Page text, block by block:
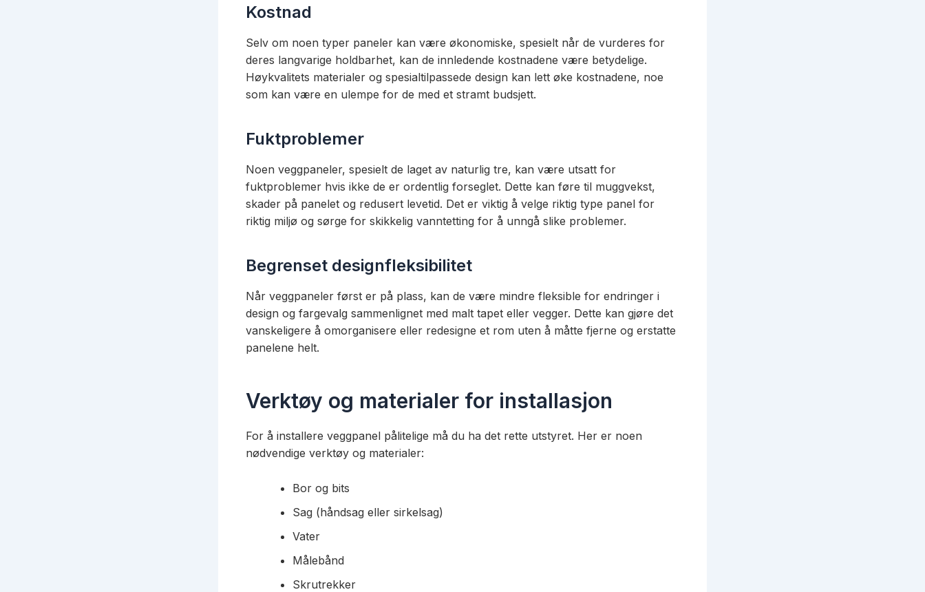
Kostnad
Selv om noen typer paneler kan være økonomiske, spesielt når de vurderes for
deres langvarige holdbarhet, kan de innledende kostnadene være betydelige.
Høykvalitets materialer og spesialtilpassede design kan lett øke kostnadene, noe
som kan være en ulempe for de med et stramt budsjett.
Fuktproblemer
Noen veggpaneler, spesielt de laget av naturlig tre, kan være utsatt for
fuktproblemer hvis ikke de er ordentlig forseglet. Dette kan føre til muggvekst,
skader på panelet og redusert levetid. Det er viktig å velge riktig type panel for
riktig miljø og sørge for skikkelig vanntetting for å unngå slike problemer.
Begrenset designfleksibilitet
Når veggpaneler først er på plass, kan de være mindre fleksible for endringer i
design og fargevalg sammenlignet med malt tapet eller vegger. Dette kan gjøre det
vanskeligere å omorganisere eller redesigne et rom uten å måtte fjerne og erstatte
panelene helt.
Verktøy og materialer for installasjon
For å installere veggpanel pålitelige må du ha det rette utstyret. Her er noen
nødvendige verktøy og materialer:
Bor og bits
Sag (håndsag eller sirkelsag)
Vater
Målebånd
Skrutrekker